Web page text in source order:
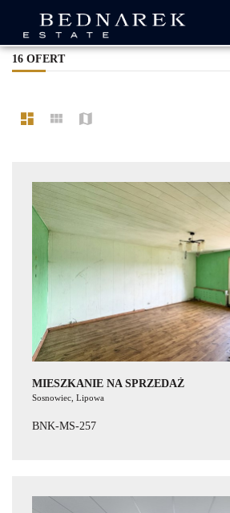
LISTA OFERT
16 OFERT
MIESZKANIE NA SPRZEDAŻ
Sosnowiec, Lipowa
BNK-MS-257